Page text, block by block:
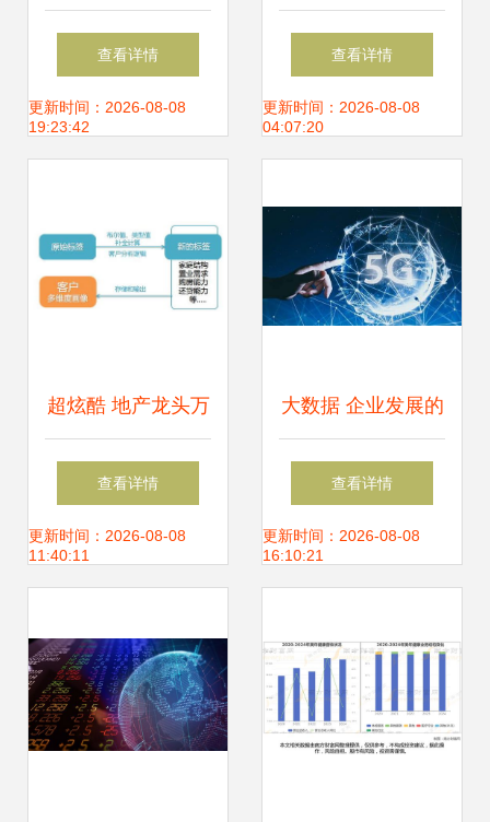
从商业智能到生活
变革
查看详情
更新时间：2026-08-08
19:23:42
数字”谈大数据时代
的机遇与隐忧
查看详情
更新时间：2026-08-08
04:07:20
超炫酷 地产龙头万
科如何玩转大数据
查看详情
更新时间：2026-08-08
11:40:11
大数据 企业发展的
新型‘智慧眼’，它能
解决哪些关键难
查看详情
更新时间：2026-08-08
16:10:21